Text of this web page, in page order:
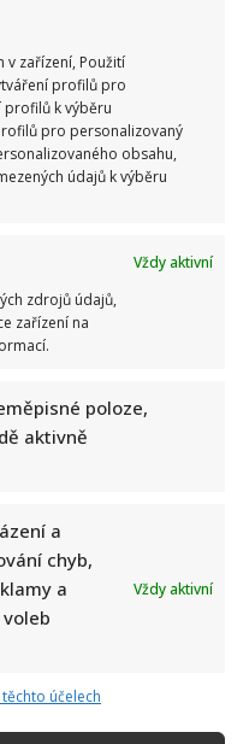
zařízení, Použití
profilů pro
profilů k výběru
pro personalizovaný
obsahu,
údajů k výběru
Vždy aktivní
zdrojů údajů,
zařízení na
poloze,
aktivně
a
chyb,
a
Vždy aktivní
účelech